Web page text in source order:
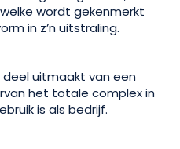
wordt gekenmerkt
in z’n uitstraling.
uitmaakt van een
het totale complex in
is als bedrijf.